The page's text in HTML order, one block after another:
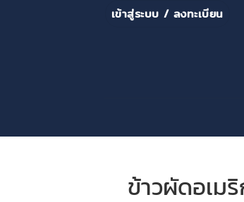
เข้าสู่ระบบ / ลงทะเบียน
ข้าวผัดอเม